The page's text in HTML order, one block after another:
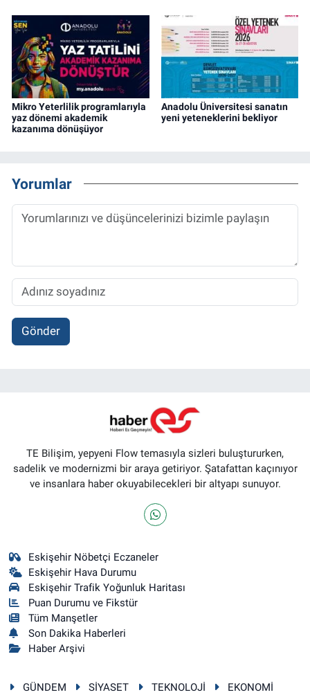
Mikro Yeterlilik programlarıyla
yaz dönemi akademik
kazanıma dönüşüyor
Anadolu Üniversitesi sanatın
yeni yeteneklerini bekliyor
Yorumlar
Gönder
TE Bilişim, yepyeni Flow temasıyla sizleri buluştururken,
sadelik ve modernizmi bir araya getiriyor. Şatafattan kaçınıyor
ve insanlara haber okuyabilecekleri bir altyapı sunuyor.
Eskişehir Nöbetçi Eczaneler
Eskişehir Hava Durumu
Eskişehir Trafik Yoğunluk Haritası
Puan Durumu ve Fikstür
Tüm Manşetler
Son Dakika Haberleri
Haber Arşivi
GÜNDEM SİYASET TEKNOLOJİ
EKONOMİ